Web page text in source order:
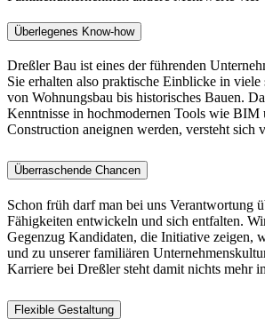
Überlegenes Know-how
Dreßler Bau ist eines der führenden
Sie erhalten also praktische Einblicke in viele
von Wohnungsbau bis historisches Bauen.
Kenntnisse in hochmodernen Tools wie BIM
Construction aneignen werden, versteht sich
Überraschende Chancen
Schon früh darf man bei uns Verantwortung
Fähigkeiten entwickeln und sich entfalten.
Gegenzug Kandidaten, die Initiative zeigen,
und zu unserer familiären
Karriere bei Dreßler steht damit nichts mehr
Flexible Gestaltung